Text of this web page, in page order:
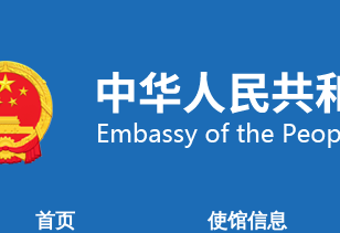
首页 使馆信息